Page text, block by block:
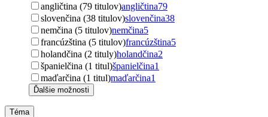
angličtina (79 titulov)angličtina79
slovenčina (38 titulov)slovenčina38
nemčina (5 titulov)nemčina5
francúzština (5 titulov)francúzština5
holandčina (2 tituly)holandčina2
španielčina (1 titul)španielčina1
maďarčina (1 titul)maďarčina1
Ďalšie možnosti
Téma